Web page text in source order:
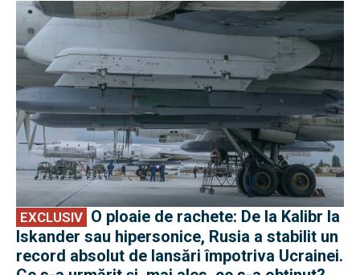
EXCLUSIV
EXCLUSIV
Iskander sau hipersonice, Rusia a stabilit un
record absolut de lansări împotriva Ucrainei.